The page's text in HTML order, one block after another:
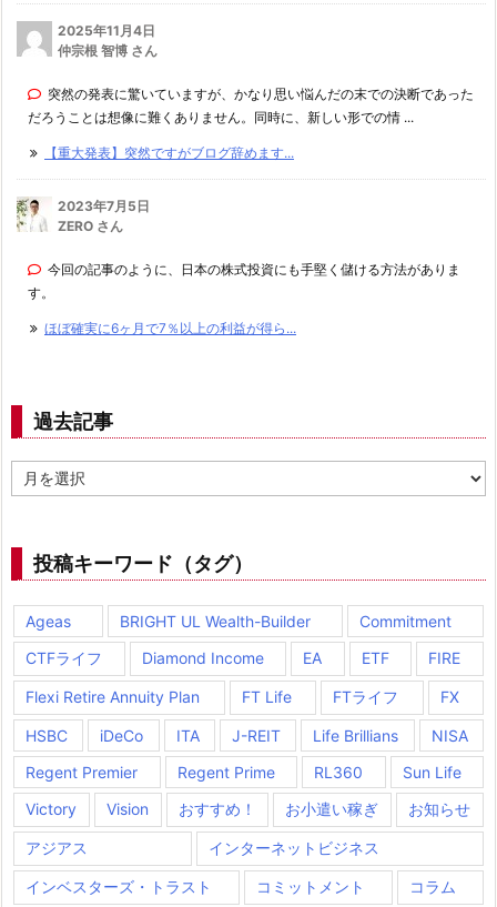
2025年11月4日
仲宗根 智博 さん
突然の発表に驚いていますが、かなり思い悩んだの末での決断であった
だろうことは想像に難くありません。同時に、新しい形での情 ...
【重大発表】突然ですがブログ辞めます...
2023年7月5日
ZERO さん
今回の記事のように、日本の株式投資にも手堅く儲ける方法がありま
す。
ほぼ確実に6ヶ月で7％以上の利益が得ら...
過去記事
去
投稿キーワード（タグ）
Ageas BRIGHT UL Wealth-Builder
Commitment
CTFライフ
Diamond Income EA ETF FIRE
Flexi Retire Annuity Plan FT Life FTライフ FX
HSBC iDeCo ITA J-REIT Life Brillians
NISA
Regent Premier
Regent Prime RL360
Sun Life
Victory
Vision おすすめ！ お小遣い稼ぎ お知らせ
アジアス インターネットビジネス
インベスターズ・トラスト コミットメント コラム